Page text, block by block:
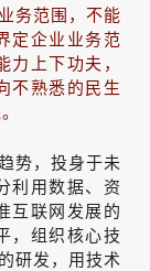
务范围，不能
定企业业务范
上下功夫，
不熟悉的民生
势，投身于未
利用数据、资
互联网发展的
，组织核心技
研发，用技术